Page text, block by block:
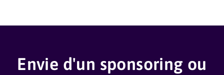
Envie d'un sponsoring ou